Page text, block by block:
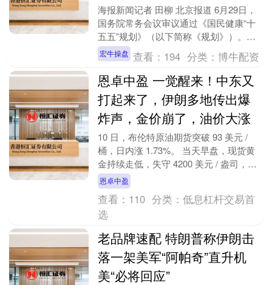
海报新闻记者 田柳 北京报道 6月29日，
国务院常务会议审议通过《国民健康“十
五五”规划》（以下简称《规划》）。会
议指出，近年来健康中国建设加快推进，
人民健康水....
宏牛操盘 查看： 194 分类：博牛配资
恩卓中盈 一觉醒来！中东又
打起来了，伊朗多地传出爆
炸声，金价崩了，油价大涨
10 日，布伦特原油期货突破 93 美元 /
桶，日内涨 1.73%。 当天早盘，现货黄
金持续走低，失守 4200 美元 / 盎司，日
内跌超 1.4%。 消息层....
恩卓中盈
查看： 110 分类：低息杠杆交易首
选
老品牌速配 特朗普称伊朗击
落一架美军“阿帕奇”直升机
美“必将回应”